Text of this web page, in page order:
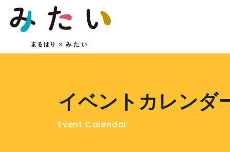
イベントカレンダ
Event Calendar